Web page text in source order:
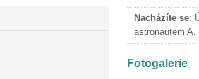
Nacházíte se:
astronautem A.
Fotogalerie